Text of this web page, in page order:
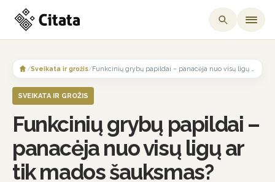
content
/Sveikata ir grožis/
SVEIKATA IR GROŽIS
Funkcinių grybų papildai –
panacėja nuo visų ligų ar
tik mados šauksmas?